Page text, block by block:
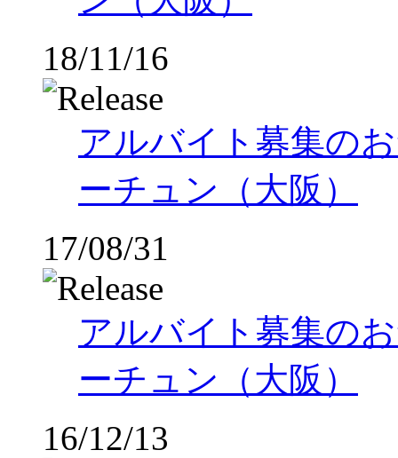
18/11/16
アルバイト募集の
ーチュン（大阪）
17/08/31
アルバイト募集の
ーチュン（大阪）
16/12/13